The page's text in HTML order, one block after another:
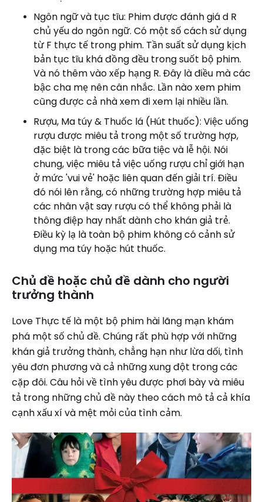
Ngôn ngữ và tục tĩu: Phim được đánh giá d R
chủ yếu do ngôn ngữ. Có một số cách sử dụng
từ F thực tế trong phim. Tần suất sử dụng kịch
bản tục tĩu khá đồng đều trong suốt bộ phim.
Và nó thêm vào xếp hạng R. Đây là điều mà các
bậc cha mẹ nên cân nhắc. Lần nào xem phim
cũng được cả nhà xem đi xem lại nhiều lần.
Rượu, Ma túy & Thuốc lá (Hút thuốc): Việc uống
rượu được miêu tả trong một số trường hợp,
đặc biệt là trong các bữa tiệc và lễ hội. Nói
chung, việc miêu tả việc uống rượu chỉ giới hạn
ở mức 'vui vẻ' hoặc liên quan đến giải trí. Điều
đó nói lên rằng, có những trường hợp miêu tả
các nhân vật say rượu có thể không phải là
thông điệp hay nhất dành cho khán giả trẻ.
Điều kỳ lạ là toàn bộ phim không có cảnh sử
dụng ma túy hoặc hút thuốc.
Chủ đề hoặc chủ đề dành cho người
trưởng thành
Love Thực tế là một bộ phim hài lãng mạn khám
phá một số chủ đề. Chúng rất phù hợp với những
khán giả trưởng thành, chẳng hạn như lừa dối, tình
yêu đơn phương và cả những xung đột trong các
cặp đôi. Câu hỏi về tình yêu được phơi bày và miêu
tả trong những chủ đề này theo cách mô tả cả khía
cạnh xấu xí và mệt mỏi của tình cảm.